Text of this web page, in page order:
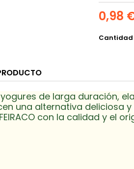
0,98
Cantidad
de larga duración,
una alternativa deliciosa
con la calidad y el